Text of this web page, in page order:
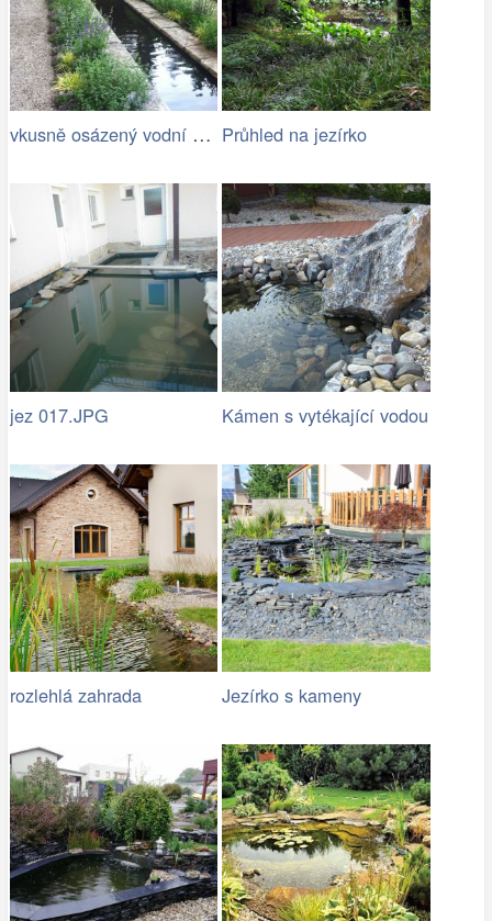
vkusně osázený vodní kanál s jezírkem Průhled na jezírko
jez 017.JPG Kámen s vytékající vodou
rozlehlá zahrada Jezírko s kameny